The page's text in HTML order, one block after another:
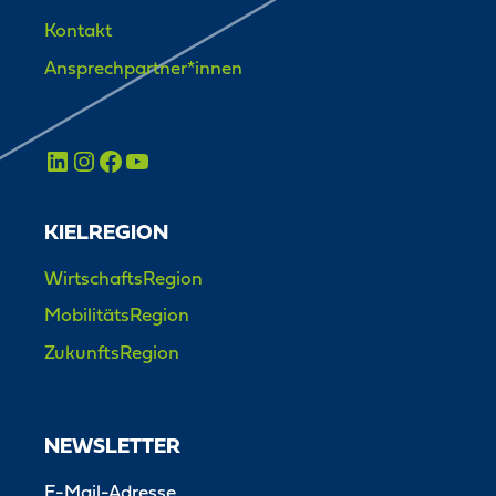
Kontakt
Ansprechpartner*innen
KIELREGION
WirtschaftsRegion
MobilitätsRegion
ZukunftsRegion
NEWSLETTER
E-Mail-Adresse